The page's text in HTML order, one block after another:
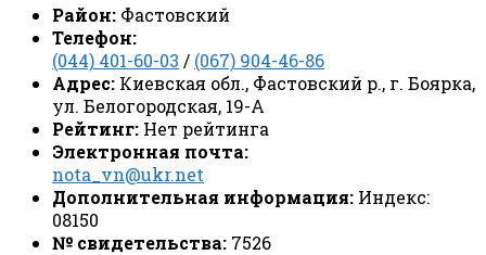
Район: Фастовский
Телефон:
(044) 401-60-03 / (067) 904-46-86
Адрес: Киевская обл., Фастовский р., г. Боярка,
ул. Белогородская, 19-А
Рейтинг: Нет рейтинга
Электронная почта:
nota_vn@ukr.net
Дополнительная информация: Индекс:
08150
№ свидетельства: 7526